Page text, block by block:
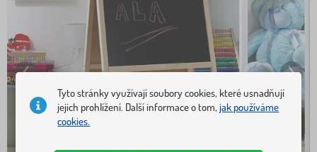
Tyto stránky využívají soubory cookies, které usnadňují
jejich prohlížení. Další informace o tom,jak používáme
cookies.